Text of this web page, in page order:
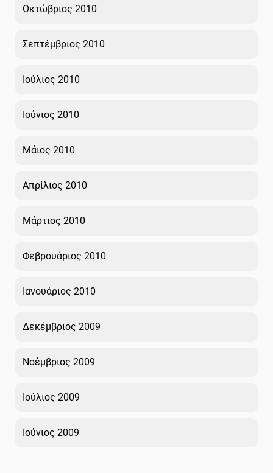
Οκτώβριος 2010
Σεπτέμβριος 2010
Ιούλιος 2010
Ιούνιος 2010
Μάιος 2010
Απρίλιος 2010
Μάρτιος 2010
Φεβρουάριος 2010
Ιανουάριος 2010
Δεκέμβριος 2009
Νοέμβριος 2009
Ιούλιος 2009
Ιούνιος 2009